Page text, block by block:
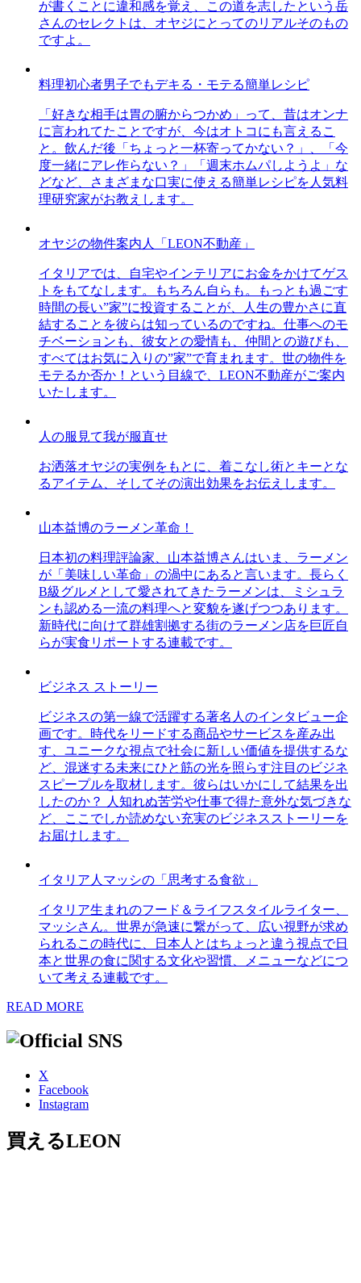
が書くことに違和感を覚え、この道を志したという岳
さんのセレクトは、オヤジにとってのリアルそのもの
ですよ。
料理初心者男子でもデキる・モテる簡単レシピ
「好きな相手は胃の腑からつかめ」って、昔はオンナ
に言われてたことですが、今はオトコにも言えるこ
と。飲んだ後「ちょっと一杯寄ってかない？」、「今
度一緒にアレ作らない？」「週末ホムパしようよ」な
どなど、さまざまな口実に使える簡単レシピを人気料
理研究家がお教えします。
オヤジの物件案内人「LEON不動産」
イタリアでは、自宅やインテリアにお金をかけてゲス
トをもてなします。もちろん自らも。もっとも過ごす
時間の長い”家”に投資することが、人生の豊かさに直
結することを彼らは知っているのですね。仕事へのモ
チベーションも、彼女との愛情も、仲間との遊びも、
すべてはお気に入りの”家”で育まれます。世の物件を
モテるか否か！という目線で、LEON不動産がご案内
いたします。
人の服見て我が服直せ
お洒落オヤジの実例をもとに、着こなし術とキーとな
るアイテム、そしてその演出効果をお伝えします。
山本益博のラーメン革命！
日本初の料理評論家、山本益博さんはいま、ラーメン
が「美味しい革命」の渦中にあると言います。長らく
B級グルメとして愛されてきたラーメンは、ミシュラ
ンも認める一流の料理へと変貌を遂げつつあります。
新時代に向けて群雄割拠する街のラーメン店を巨匠自
らが実食リポートする連載です。
ビジネス ストーリー
ビジネスの第一線で活躍する著名人のインタビュー企
画です。時代をリードする商品やサービスを産み出
す、ユニークな視点で社会に新しい価値を提供するな
ど、混迷する未来にひと筋の光を照らす注目のビジネ
スピープルを取材します。彼らはいかにして結果を出
したのか？ 人知れぬ苦労や仕事で得た意外な気づきな
ど、ここでしか読めない充実のビジネスストーリーを
お届けします。
イタリア人マッシの「思考する食欲」
イタリア生まれのフード＆ライフスタイルライター、
マッシさん。世界が急速に繋がって、広い視野が求め
られるこの時代に、日本人とはちょっと違う視点で日
本と世界の食に関する文化や習慣、メニューなどにつ
いて考える連載です。
READ MORE
X
Facebook
Instagram
買えるLEON